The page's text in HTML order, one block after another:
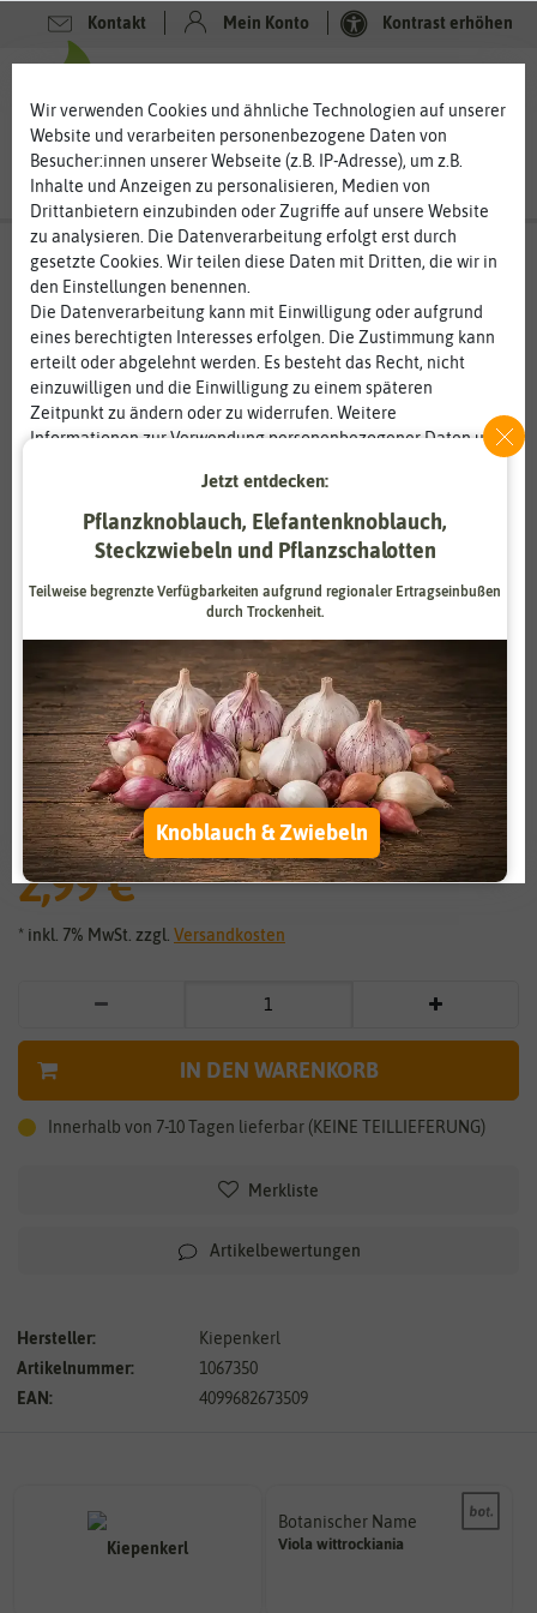
Kontakt Mein Konto Kontrast erhöhen
Vergrößern durch berühren
Stiefmütterchen Orchideenblütige
Mischung
2,99 €
*
* inkl. 7% MwSt. zzgl. Versandkosten
IN DEN WARENKORB
Innerhalb von 7-10 Tagen lieferbar (KEINE TEILLIEFERUNG)
Merkliste
Artikelbewertungen
Hersteller:
Kiepenkerl
Artikelnummer:
1067350
EAN:
4099682673509
Botanischer Name
Viola wittrockiania
Namen zur eindeutigen
Bestimmung der Pflanze.
Wir verwenden Cookies und ähnliche Technologien auf unserer
Website und verarbeiten personenbezogene Daten von
Besucher:innen unserer Webseite (z.B. IP-Adresse), um z.B.
Inhalte und Anzeigen zu personalisieren, Medien von
Drittanbietern einzubinden oder Zugriffe auf unsere Website
zu analysieren. Die Datenverarbeitung erfolgt erst durch
gesetzte Cookies. Wir teilen diese Daten mit Dritten, die wir in
den Einstellungen benennen.
Die Datenverarbeitung kann mit Einwilligung oder aufgrund
eines berechtigten Interesses erfolgen. Die Zustimmung kann
erteilt oder abgelehnt werden. Es besteht das Recht, nicht
einzuwilligen und die Einwilligung zu einem späteren
Zeitpunkt zu ändern oder zu widerrufen. Weitere
Informationen zur Verwendung personenbezogener Daten und
Essenziell Statistik
Funktional
Weitere Einstellungen
Alle akzeptieren
Alle ablehnen
Auswahl akzeptieren
Jetzt entdecken:
Pflanzknoblauch, Elefantenknoblauch,
Steckzwiebeln und Pflanzschalotten
Teilweise begrenzte Verfügbarkeiten aufgrund regionaler Ertragseinbußen
durch Trockenheit.
Knoblauch & Zwiebeln